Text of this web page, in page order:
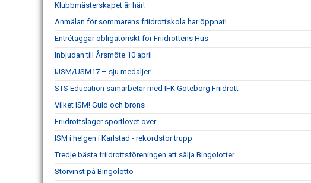
Klubbmästerskapet är här!
Anmälan för sommarens friidrottskola har öppnat!
Entrétaggar obligatoriskt för Friidrottens Hus
Inbjudan till Årsmöte 10 april
IJSM/USM17 – sju medaljer!
STS Education samarbetar med IFK Göteborg Friidrott
Vilket ISM! Guld och brons
Friidrottsläger sportlovet över
ISM i helgen i Karlstad - rekordstor trupp
Tredje bästa friidrottsföreningen att sälja Bingolotter
Storvinst på Bingolotto